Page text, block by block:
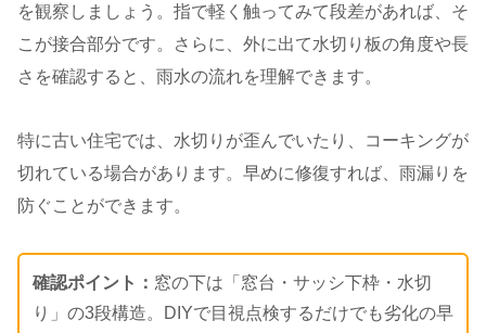
を観察しましょう。指で軽く触ってみて段差があれば、そ
こが接合部分です。さらに、外に出て水切り板の角度や長
さを確認すると、雨水の流れを理解できます。
特に古い住宅では、水切りが歪んでいたり、コーキングが
切れている場合があります。早めに修復すれば、雨漏りを
防ぐことができます。
確認ポイント： 窓の下は「窓台・サッシ下枠・水切
り」の3段構造。DIYで目視点検するだけでも劣化の早